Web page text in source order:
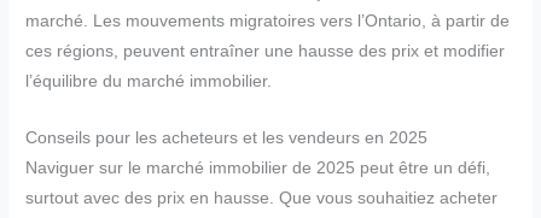
marché. Les mouvements migratoires vers l’Ontario, à partir de
ces régions, peuvent entraîner une hausse des prix et modifier
l’équilibre du marché immobilier.
Conseils pour les acheteurs et les vendeurs en 2025
Naviguer sur le marché immobilier de 2025 peut être un défi,
surtout avec des prix en hausse. Que vous souhaitiez acheter